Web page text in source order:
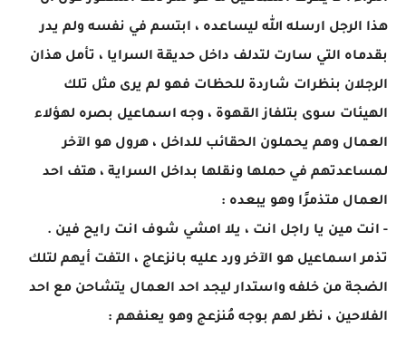
هذا الرجل ارسله الله ليساعده ، ابتسم في نفسه ولم يدر
بقدماه التي سارت لتدلف داخل حديقة السرايا ، تأمل هذان
الرجلان بنظرات شاردة للحظات فهو لم يرى مثل تلك
الهيئات سوى بتلفاز القهوة ، وجه اسماعيل بصره لهؤلاء
العمال وهم يحملون الحقائب للداخل ، هرول هو الآخر
لمساعدتهم في حملها ونقلها بداخل السراية ، هتف احد
العمال متذمرًا وهو يبعده :
- انت مين يا راجل انت ، يلا امشي شوف انت رايح فين .
تذمر اسماعيل هو الآخر ورد عليه بانزعاج ، التفت أيهم لتلك
الضجة من خلفه واستدار ليجد احد العمال يتشاحن مع احد
الفلاحين ، نظر لهم بوجه مُنزعج وهو يعنفهم :